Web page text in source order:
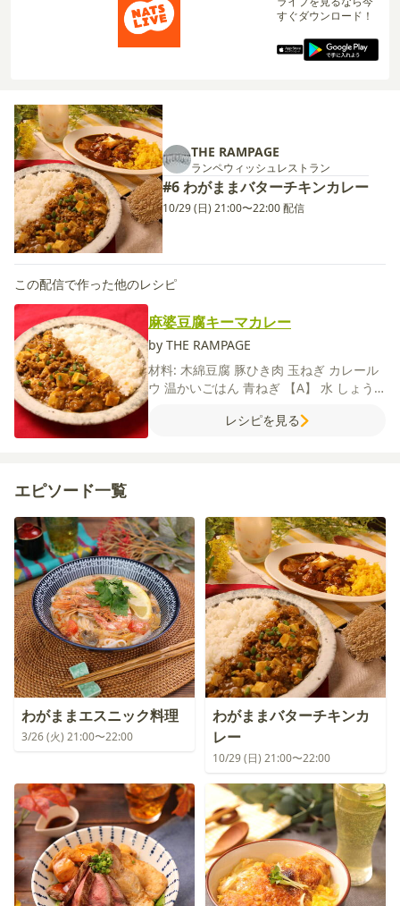
すぐダウンロード！
THE RAMPAGE
ランペウィッシュレストラン
#6 わがままバターチキンカレー
10/29 (日) 21:00〜22:00 配信
この配信で作った他のレシピ
麻婆豆腐キーマカレー
by THE RAMPAGE
材料: 木綿豆腐 豚ひき肉 玉ねぎ カレール
ウ 温かいごはん 青ねぎ 【A】 水 しょう
粗びき黒こしょう
レシピを見る
エピソード一覧
わがままエスニック料理
3/26 (火) 21:00〜22:00
わがままバターチキンカ
レー
10/29 (日) 21:00〜22:00